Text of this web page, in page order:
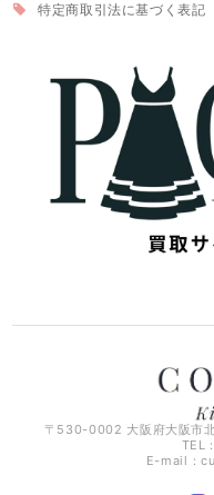
特定商取引法に基づく表記
〒530-0002 大阪府大阪市
TEL
E-mail：